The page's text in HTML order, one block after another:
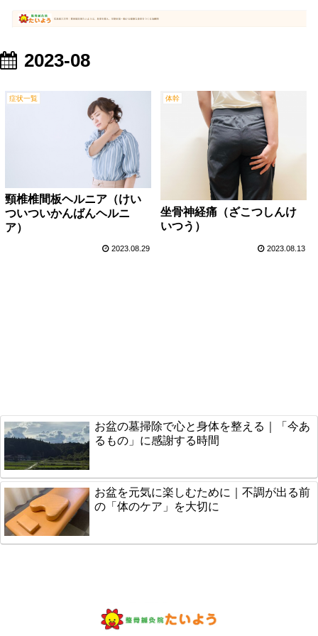
2023-08
症状一覧
頸椎椎間板ヘルニア（けい
ついついかんばんヘルニ
ア）
2023.08.29
体幹
坐骨神経痛（ざこつしんけ
いつう）
2023.08.13
お盆の墓掃除で心と身体を整える｜「今あ
るもの」に感謝する時間
お盆を元気に楽しむために｜不調が出る前
の「体のケア」を大切に